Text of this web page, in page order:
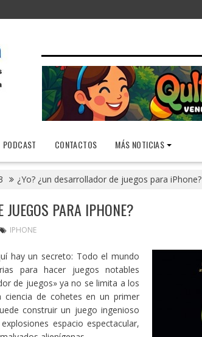
PODCAST CONTACTOS MÁS NOTICIAS
¿Yo? ¿un desarrollador de juegos para iPhone?
PARA IPHONE?
IPHONE
hay un secreto: Todo el mundo
para hacer juegos notables
de juegos» ya no se limita a los
ciencia de cohetes en un primer
construir un juego ingenioso
espacio espectacular,